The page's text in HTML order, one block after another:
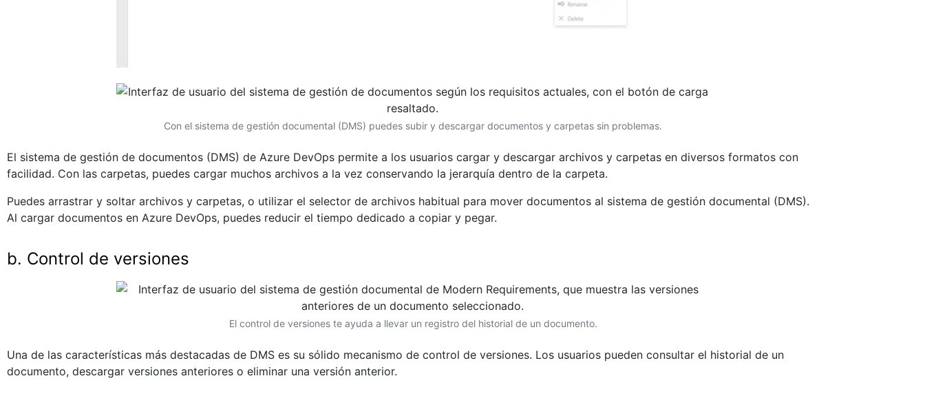
Con el sistema de gestión documental (DMS) puedes subir y descargar documentos y carpetas sin problemas.
El sistema de gestión de documentos (DMS) de Azure DevOps permite a los usuarios cargar y descargar archivos y carpetas en diversos formatos con
facilidad. Con las carpetas, puedes cargar muchos archivos a la vez conservando la jerarquía dentro de la carpeta.
Puedes arrastrar y soltar archivos y carpetas, o utilizar el selector de archivos habitual para mover documentos al sistema de gestión documental (DMS).
Al cargar documentos en Azure DevOps, puedes reducir el tiempo dedicado a copiar y pegar.
b. Control de versiones
El control de versiones te ayuda a llevar un registro del historial de un documento.
Una de las características más destacadas de DMS es su sólido mecanismo de control de versiones. Los usuarios pueden consultar el historial de un
documento, descargar versiones anteriores o eliminar una versión anterior.